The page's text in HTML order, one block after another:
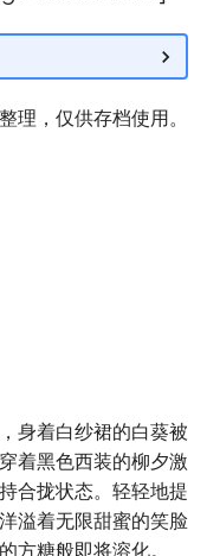
理，仅供存档使用。
身着白纱裙的白葵被
着黑色西装的柳夕激
合拢状态。轻轻地提
溢着无限甜蜜的笑脸
方糖般即将溶化。